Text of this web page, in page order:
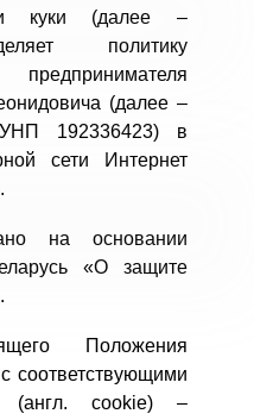
куки (далее –
политику
(далее –
УНП 192336423) в
сети Интернет
на основании
«О защите
Положения
соответствующими
(англ. сookie) –